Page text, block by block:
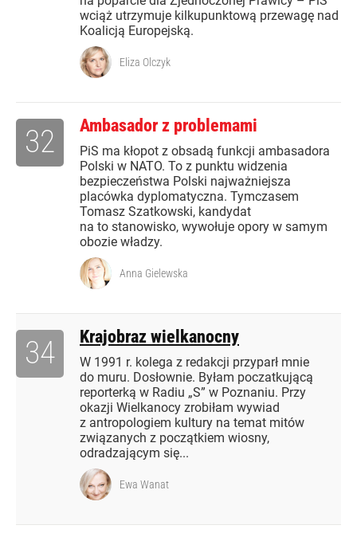
wciąż utrzymuje kilkupunktową przewagę nad
Koalicją Europejską.
Eliza Olczyk
Ambasador z problemami
PiS ma kłopot z obsadą funkcji ambasadora
Polski w NATO. To z punktu widzenia
bezpieczeństwa Polski najważniejsza
placówka dyplomatyczna. Tymczasem
Tomasz Szatkowski, kandydat
na to stanowisko, wywołuje opory w samym
obozie władzy.
32
Anna Gielewska
Krajobraz wielkanocny
W 1991 r. kolega z redakcji przyparł mnie
do muru. Dosłownie. Byłam poczatkującą
reporterką w Radiu „S” w Poznaniu. Przy
okazji Wielkanocy zrobiłam wywiad
z antropologiem kultury na temat mitów
związanych z początkiem wiosny,
odradzającym się...
34
Ewa Wanat